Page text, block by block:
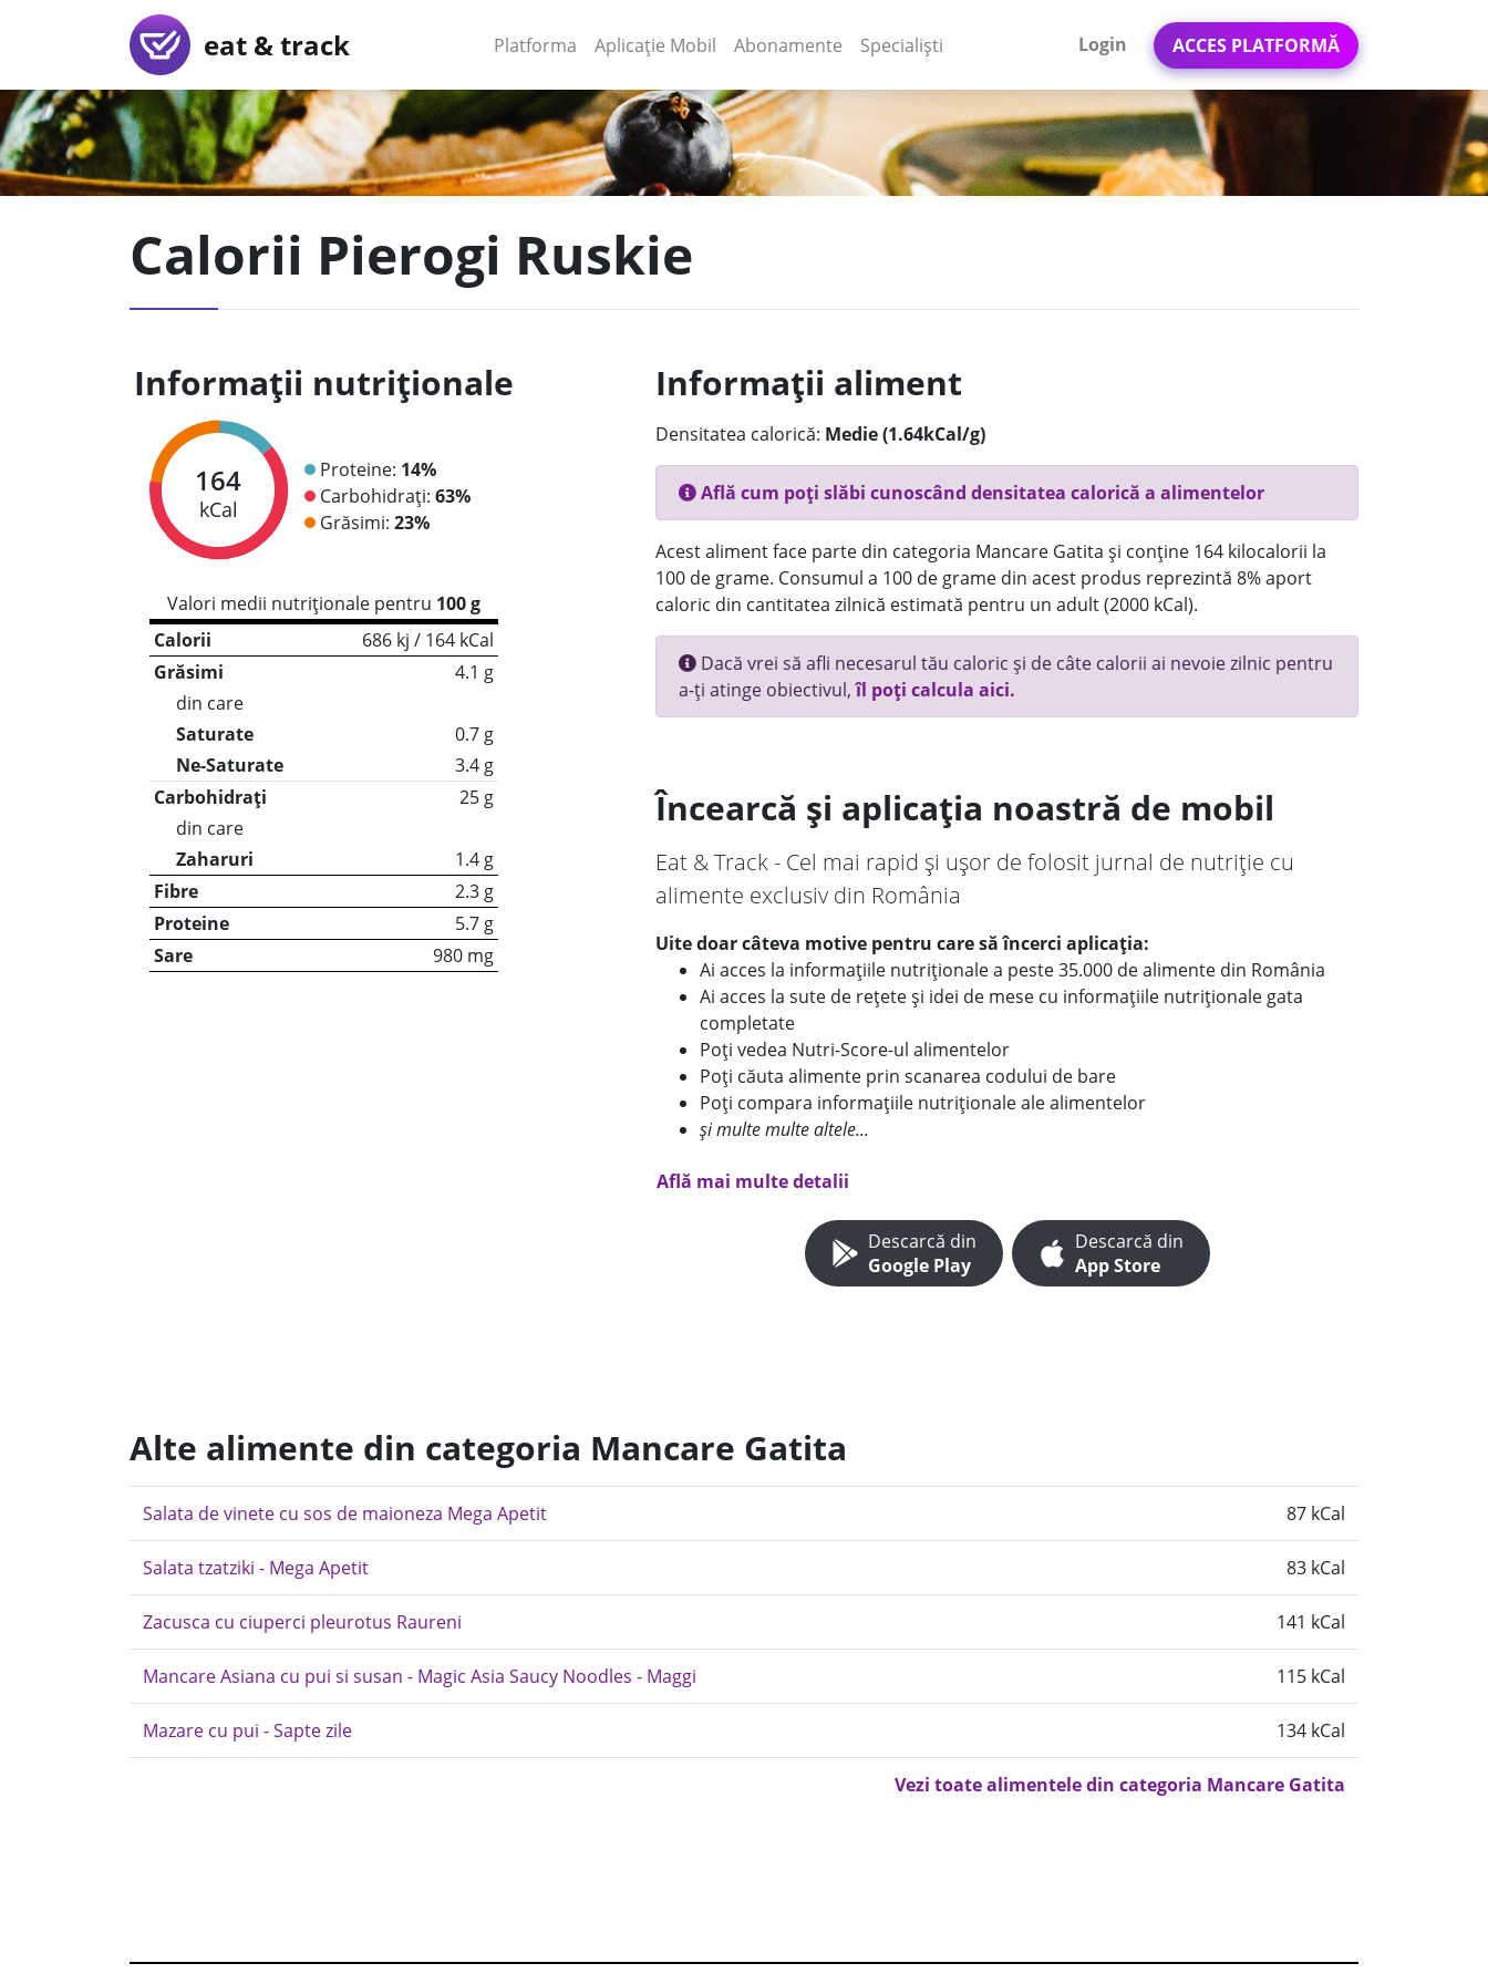
eat & track Platforma (current)
Aplicație Mobil (current)
Abonamente Specialiști Login ACCES PLATFORMĂ
Calorii Pierogi Ruskie
Informații nutriționale
164
kCal
Proteine: 14%
Carbohidrați: 63%
Grăsimi: 23%
Valori medii nutriționale pentru 100 g
Calorii
686 kj / 164 kCal
Grăsimi
4.1 g
din care
Saturate
0.7 g
Ne-Saturate
3.4 g
Carbohidrați
25 g
din care
Zaharuri
1.4 g
Fibre
2.3 g
Proteine
5.7 g
Sare
980 mg
Informații aliment
Densitatea calorică: Medie (1.64kCal/g)
Află cum poți slăbi cunoscând densitatea calorică a alimentelor
Acest aliment face parte din categoria Mancare Gatita și conține 164 kilocalorii la
100 de grame. Consumul a 100 de grame din acest produs reprezintă 8% aport
caloric din cantitatea zilnică estimată pentru un adult (2000 kCal).
Dacă vrei să afli necesarul tău caloric și de câte calorii ai nevoie zilnic pentru
a-ți atinge obiectivul,îl poți calcula aici.
Încearcă și aplicația noastră de mobil
Eat & Track - Cel mai rapid și ușor de folosit jurnal de nutriție cu
alimente exclusiv din România
Uite doar câteva motive pentru care să încerci aplicația:
Ai acces la informațiile nutriționale a peste 35.000 de alimente din România
Ai acces la sute de rețete și idei de mese cu informațiile nutriționale gata
completate
Poți vedea Nutri-Score-ul alimentelor
Poți căuta alimente prin scanarea codului de bare
Poți compara informațiile nutriționale ale alimentelor
și multe multe altele...
Află mai multe detalii
Descarcă din
Google Play
Descarcă din
App Store
Alte alimente din categoria Mancare Gatita
Salata de vinete cu sos de maioneza Mega Apetit 87 kCal
Salata tzatziki - Mega Apetit 83 kCal
Zacusca cu ciuperci pleurotus Raureni 141 kCal
Mancare Asiana cu pui si susan - Magic Asia Saucy Noodles - Maggi 115 kCal
Mazare cu pui - Sapte zile 134 kCal
Vezi toate alimentele din categoria Mancare Gatita